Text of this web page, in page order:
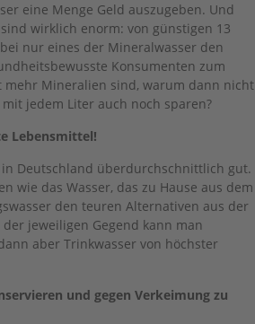
eine Menge Geld auszugeben. Und
wirklich enorm: von günstigen 13
nur eines der Mineralwasser den
Konsumenten zum
Mineralien sind, warum dann nicht
jedem Liter auch noch sparen?
Lebensmittel!
Deutschland überdurchschnittlich gut.
wie das Wasser, das zu Hause aus dem
den teuren Alternativen aus der
jeweiligen Gegend kann man
aber Trinkwasser von höchster
und gegen Verkeimung zu